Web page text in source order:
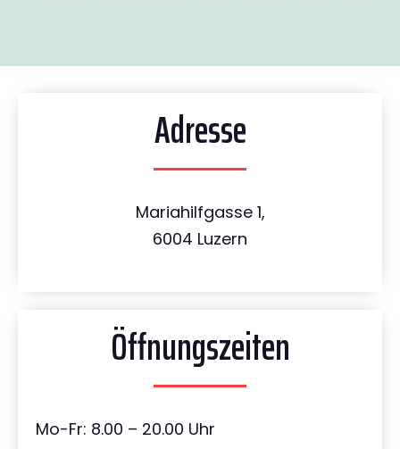
Adresse
Mariahilfgasse 1,
6004 Luzern
Öffnungszeiten
Mo-Fr: 8.00 – 20.00 Uhr